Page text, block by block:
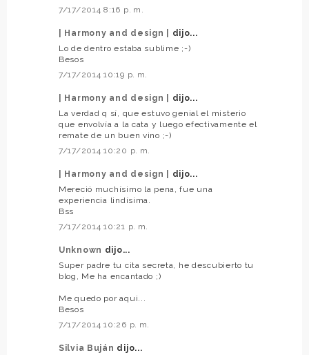
7/17/2014 8:16 p. m.
| Harmony and design |
dijo...
Lo de dentro estaba sublime ;-)
Besos
7/17/2014 10:19 p. m.
| Harmony and design |
dijo...
La verdad q sí, que estuvo genial el misterio
que envolvía a la cata y luego efectivamente el
remate de un buen vino ;-)
7/17/2014 10:20 p. m.
| Harmony and design |
dijo...
Mereció muchísimo la pena, fue una
experiencia lindísima.
Bss
7/17/2014 10:21 p. m.
Unknown dijo...
Super padre tu cita secreta, he descubierto tu
blog, Me ha encantado ;)
Me quedo por aqui...
Besos
7/17/2014 10:26 p. m.
Silvia Buján dijo...